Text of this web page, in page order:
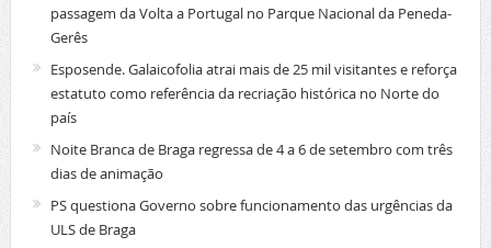
passagem da Volta a Portugal no Parque Nacional da Peneda-
Gerês
Esposende. Galaicofolia atrai mais de 25 mil visitantes e reforça
estatuto como referência da recriação histórica no Norte do
país
Noite Branca de Braga regressa de 4 a 6 de setembro com três
dias de animação
PS questiona Governo sobre funcionamento das urgências da
ULS de Braga